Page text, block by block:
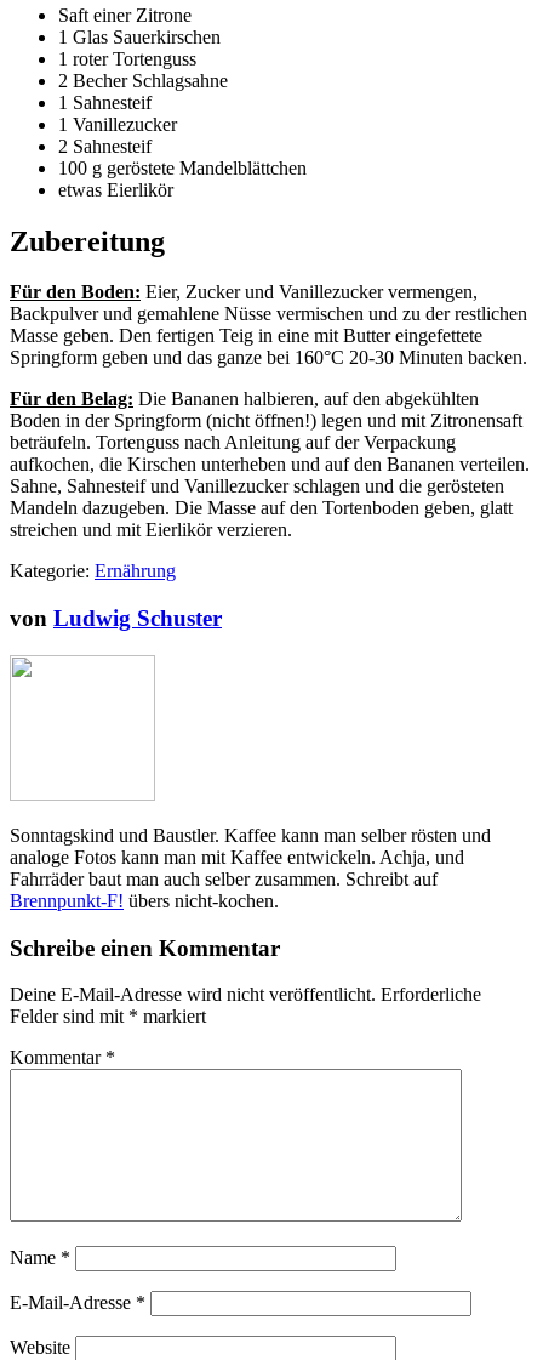
Saft einer Zitrone
1 Glas Sauerkirschen
1 roter Tortenguss
2 Becher Schlagsahne
1 Sahnesteif
1 Vanillezucker
2 Sahnesteif
100 g geröstete Mandelblättchen
etwas Eierlikör
Zubereitung
Für den Boden: Eier, Zucker und Vanillezucker vermengen,
Backpulver und gemahlene Nüsse vermischen und zu der restlichen
Masse geben. Den fertigen Teig in eine mit Butter eingefettete
Springform geben und das ganze bei 160°C 20-30 Minuten backen.
Für den Belag: Die Bananen halbieren, auf den abgekühlten
Boden in der Springform (nicht öffnen!) legen und mit Zitronensaft
beträufeln. Tortenguss nach Anleitung auf der Verpackung
aufkochen, die Kirschen unterheben und auf den Bananen verteilen.
Sahne, Sahnesteif und Vanillezucker schlagen und die gerösteten
Mandeln dazugeben. Die Masse auf den Tortenboden geben, glatt
streichen und mit Eierlikör verzieren.
Kategorie: Ernährung
von Ludwig Schuster
Sonntagskind und Baustler. Kaffee kann man selber rösten und
analoge Fotos kann man mit Kaffee entwickeln. Achja, und
Fahrräder baut man auch selber zusammen. Schreibt auf
Brennpunkt-F! übers nicht-kochen.
Schreibe einen Kommentar
Deine E-Mail-Adresse wird nicht veröffentlicht. Erforderliche
Felder sind mit * markiert
Kommentar *
Name *
E-Mail-Adresse *
Website